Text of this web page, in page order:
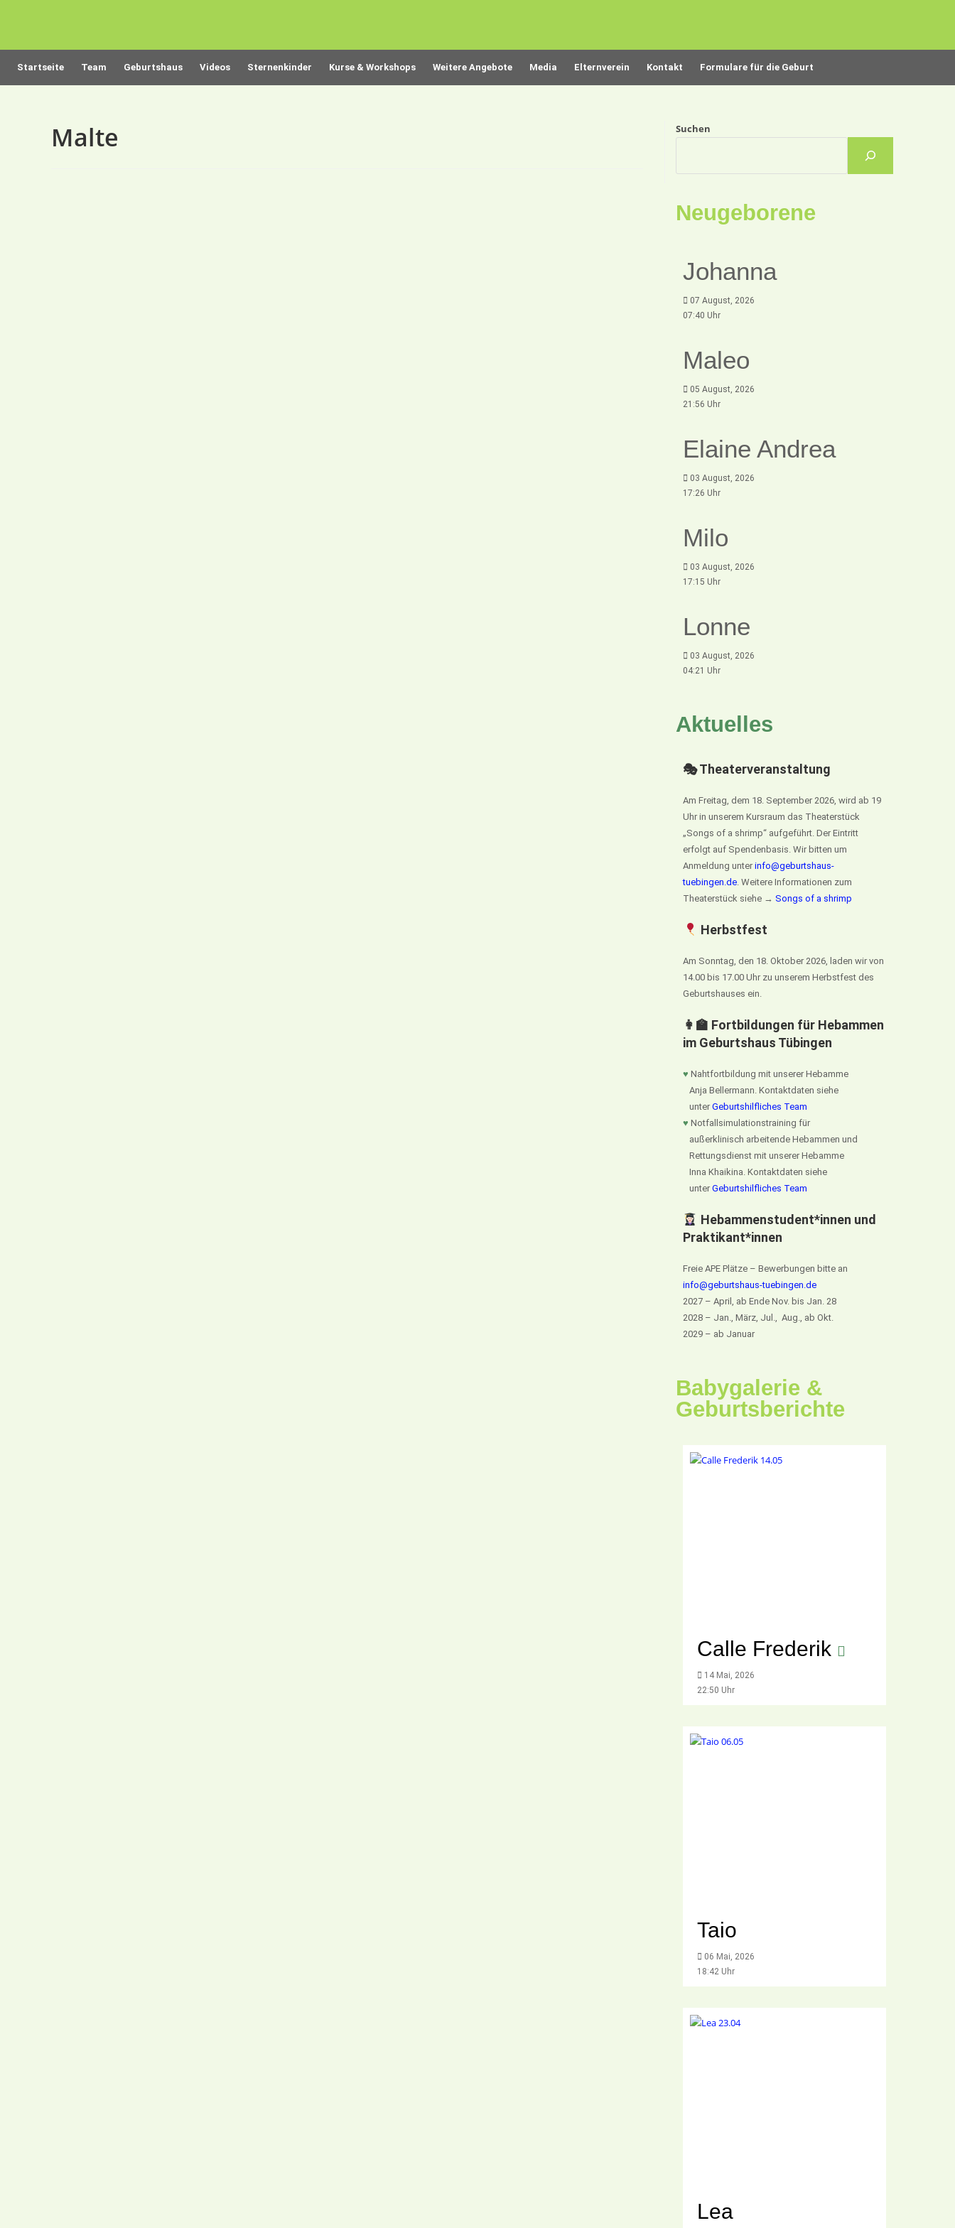
Startseite Team Geburtshaus Videos Sternenkinder Kurse & Workshops Weitere Angebote Media Elternverein Kontakt Formulare für die Geburt
Malte Suchen
Neugeborene
Johanna
07 August, 2026
07:40 Uhr
Maleo
05 August, 2026
21:56 Uhr
Elaine Andrea
03 August, 2026
17:26 Uhr
Milo
03 August, 2026
17:15 Uhr
Lonne
03 August, 2026
04:21 Uhr
Aktuelles
🎭 Theaterveranstaltung
Am Freitag, dem 18. September 2026, wird ab 19
Uhr in unserem Kursraum das Theaterstück
„Songs of a shrimp“ aufgeführt. Der Eintritt
erfolgt auf Spendenbasis. Wir bitten um
Anmeldung unter info@geburtshaus-
tuebingen.de. Weitere Informationen zum
Theaterstück siehe → Songs of a shrimp
Herbstfest
Am Sonntag, den 18. Oktober 2026, laden wir von
14.00 bis 17.00 Uhr zu unserem Herbstfest des
Geburtshauses ein.
👩‍🏫 Fortbildungen für Hebammen
im Geburtshaus Tübingen
♥ Nahtfortbildung mit unserer Hebamme
Anja Bellermann. Kontaktdaten siehe
unter Geburtshilfliches Team
♥ Notfallsimulationstraining für
außerklinisch arbeitende Hebammen und
Rettungsdienst mit unserer Hebamme
Inna Khaikina. Kontaktdaten siehe
unter Geburtshilfliches Team
Hebammenstudent*innen und
Praktikant*innen
Freie APE Plätze – Bewerbungen bitte an
info@geburtshaus-tuebingen.de
2027 – April, ab Ende Nov. bis Jan. 28
2028 – Jan., März, Jul., Aug., ab Okt.
2029 – ab Januar
Babygalerie &
Geburtsberichte
Calle Frederik
14 Mai, 2026
22:50 Uhr
Taio
06 Mai, 2026
18:42 Uhr
Lea